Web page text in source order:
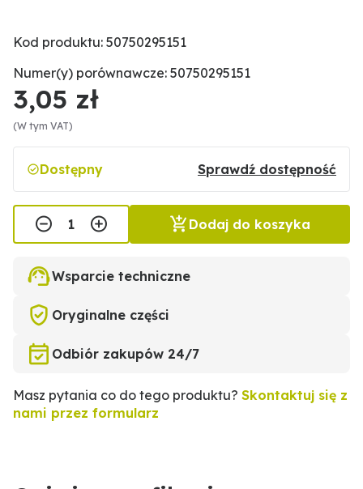
Kod produktu: 50750295151
Numer(y) porównawcze: 50750295151
3,05 zł
(W tym VAT)
Dostępny Sprawdź dostępność
Dodaj do koszyka
Wsparcie techniczne
Oryginalne części
Odbiór zakupów 24/7
Masz pytania co do tego produktu? Skontaktuj się z
nami przez formularz